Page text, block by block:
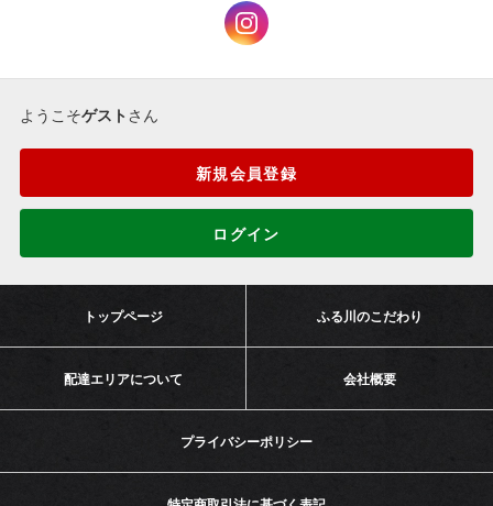
ようこそゲスト さん
新規会員登録
ログイン
トップページ ふる川のこだわり
配達エリアについて 会社概要
プライバシーポリシー